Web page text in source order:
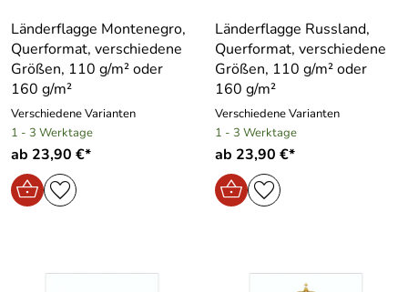
Länderflagge Montenegro,
Querformat, verschiedene
Größen, 110 g/m² oder
160 g/m²
Verschiedene Varianten
1 - 3 Werktage
ab 23,90 €*
Länderflagge Russland,
Querformat, verschiedene
Größen, 110 g/m² oder
160 g/m²
Verschiedene Varianten
1 - 3 Werktage
ab 23,90 €*